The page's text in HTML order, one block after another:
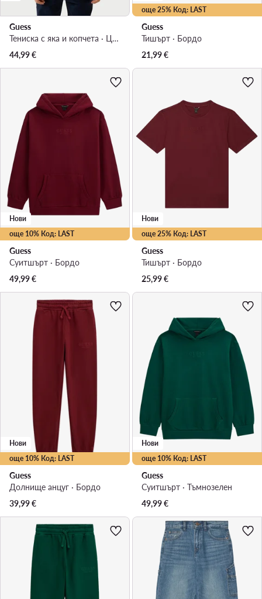
Guess
Тениска с яка и копчета · Цветен
44,99€
още 25% Код: LAST
Guess
Тишърт · Бордо
21,99€
още 10% Код: LAST
Нови
Guess
Суитшърт · Бордо
49,99€
още 25% Код: LAST
Нови
Guess
Тишърт · Бордо
25,99€
още 10% Код: LAST
Нови
Guess
Долнище анцуг · Бордо
39,99€
още 10% Код: LAST
Нови
Guess
Суитшърт · Тъмнозелен
49,99€